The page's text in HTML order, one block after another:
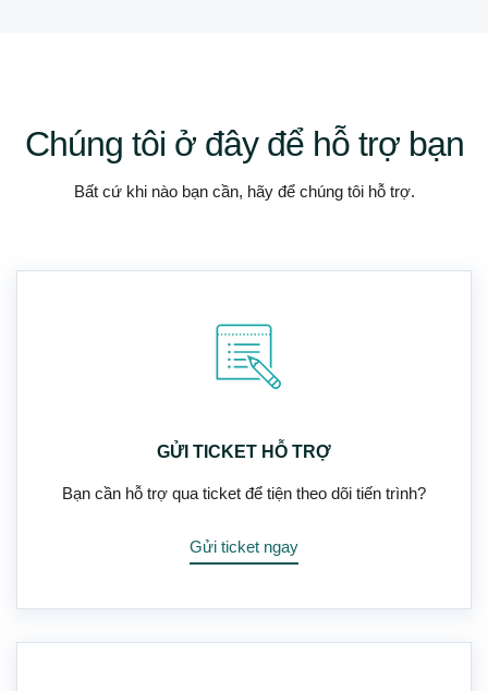
Chúng tôi ở đây để hỗ trợ bạn
Bất cứ khi nào bạn cần, hãy để chúng tôi hỗ trợ.
GỬI TICKET HỖ TRỢ
Bạn cần hỗ trợ qua ticket để tiện theo dõi tiến trình?
Gửi ticket ngay